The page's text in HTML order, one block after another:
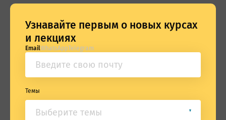
Узнавайте первым о новых курсах
и лекциях
EmailWhatsAppTelegram
Темы